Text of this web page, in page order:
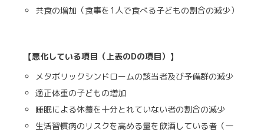
共食の増加（食事を1人で食べる子どもの割合の減少）
【悪化している項目（上表のDの項目）】
メタボリックシンドロームの該当者及び予備群の減少
適正体重の子どもの増加
睡眠による休養を十分とれていない者の割合の減少
生活習慣病のリスクを高める量を飲酒している者（一